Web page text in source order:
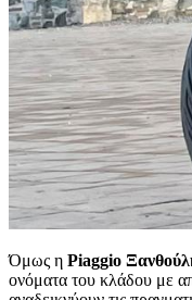
Όμως η Piaggio
ονόματα του κλάδου με